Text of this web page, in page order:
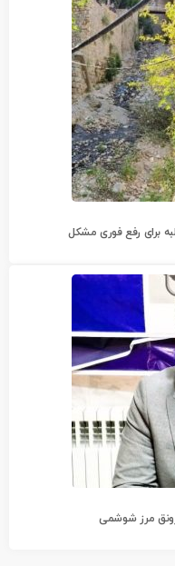
برای رفع فوری مشکل
رونق مرز شوشمی